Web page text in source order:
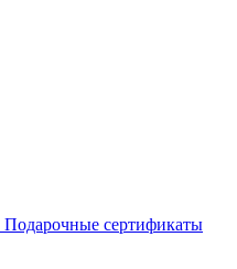
Подарочные сертификаты